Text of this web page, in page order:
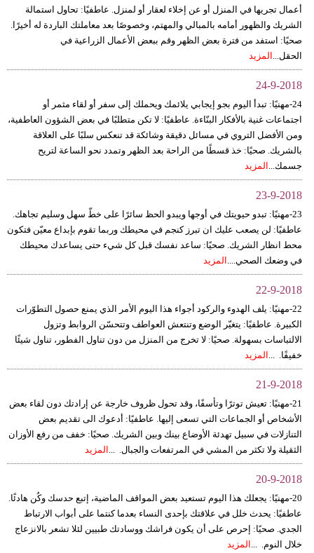
أعمال تجريها في المنزل أو عن إخلاء لعقار أو لمنزل. عاطفيًا: تحاول استمالة
الشريك والظهور أمامه بالمبالي والمهتم، وخصوصًا بعد معاملتك الباردة له أخيرًا.
صحيًا: استفد من فترة بعض الظهر وقم ببعض الأعمال الزراعية في
الحقل... المزيد
24-9-2018
24-مهنيًا: تبدأ اليوم بجو إيجابي يلائمك ويحملك إلى سفر أو لقاء مثمر أو
اجتماعات غنية بالأفكار البنّاءة. عاطفيًا: لا تكن متطلبًا في بعض الشؤون العاطفية،
ومن الأفضل التروي في مسائل دقيقة وشائكة قد تنعكس سلبًا على العلاقة
بالشريك. صحيًا: خذ قسطًا من الراحة بعد الظهر وتمدد نحو الساعة لتريح
جسمك... المزيد
23-9-2018
23-مهنيًا: تبدو حيويتك في أوجها ويبدو الحظ سائرًا على خطّ سهل وسليم تجاهك.
عاطفيًا: لن يصعب عليك ان تبرز كنجم في محيطك وربما تقوم بإبداع معيّن فتكون
محط انظار الشريك. صحيًا: ساعد نفسك قبل كل شيء حتى يساعدك محيطك
في وضعك الصحي.... المزيد
22-9-2018
22-مهنيًا: يلف الهدوء والركود أجواء هذا اليوم الأمر الذي يمنع حصول التطوّرات
الكبيرة. عاطفيًا: يتغيّر الوضع وتنتعش العواطف وتتحسّن الروابط وتزول
الالتباسات بسهولة. صحيًا: لا تخرج من المنزل من دون تناول الفطور، تناول شيئًا
خفيفًا. ... المزيد
21-9-2018
21-مهنيًا: تعيش توترًا وتأسفًا، وقد تحول ظروف خارجة عن إرادتك دون لقاء بعض
الأشخاص أو الجماعات التي تسعى إليها. عاطفيًا: أدعوك الى تقديم بعض
التنازلات في سبيل تهدئة الأوضاع بينك وبين الشريك. صحيًا: خفف من رفع الأوزان
الثقيلة ولا تكثر من المشي في المرتفعات والجبال. ... المزيد
20-9-2018
20-مهنيًا: يجعلك هذا اليوم تستعيد بعض المواقف الماضية، إتبع حدسك وكُن هادئًا.
عاطفيًا: يحدث خلل في علاقتك بإحدى النساء بعدما كنتما على أبواب الارتباط
الجدي. صحيًا: إحرص على أن يكون فراشك ووسادتك طبيين لئلا تشعر بالانزعاج
خلال النوم. ... المزيد